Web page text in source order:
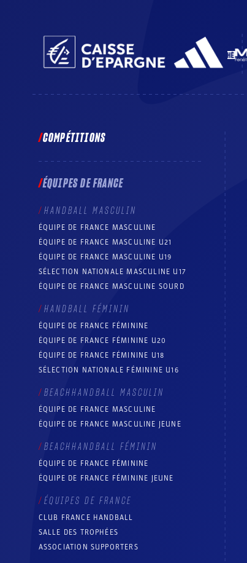
COMPÉTITIONS
ÉQUIPES DE FRANCE
HANDBALL MASCULIN
ÉQUIPE DE FRANCE MASCULINE
ÉQUIPE DE FRANCE MASCULINE U21
ÉQUIPE DE FRANCE MASCULINE U19
SÉLECTION NATIONALE MASCULINE U17
ÉQUIPE DE FRANCE MASCULINE SOURD
HANDBALL FÉMININ
ÉQUIPE DE FRANCE FÉMININE
ÉQUIPE DE FRANCE FÉMININE U20
ÉQUIPE DE FRANCE FÉMININE U18
SÉLECTION NATIONALE FÉMININE U16
BEACHHANDBALL MASCULIN
ÉQUIPE DE FRANCE MASCULINE
ÉQUIPE DE FRANCE MASCULINE JEUNE
BEACHHANDBALL FÉMININ
ÉQUIPE DE FRANCE FÉMININE
ÉQUIPE DE FRANCE FÉMININE JEUNE
ÉQUIPES DE FRANCE
CLUB FRANCE HANDBALL
SALLE DES TROPHÉES
ASSOCIATION SUPPORTERS